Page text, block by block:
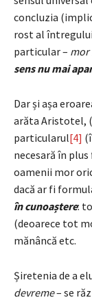
concluzia
rost al
particular – mor
sens nu mai
Dar și așa
arăta Aristotel,
particularul[4]
necesară în
oamenii mor
dacă ar fi
în cunoaștere:
(deoarece tot
mănâncă etc.
Șiretenia de a
devreme– se